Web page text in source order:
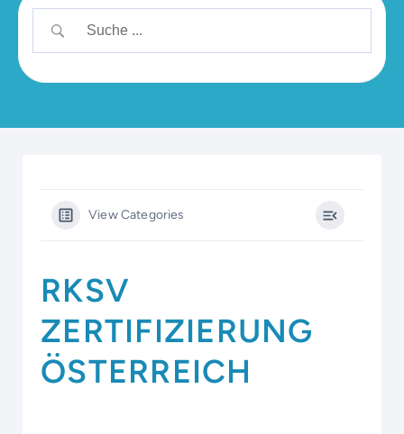
View Categories
RKSV
ZERTIFIZIERUNG
ÖSTERREICH